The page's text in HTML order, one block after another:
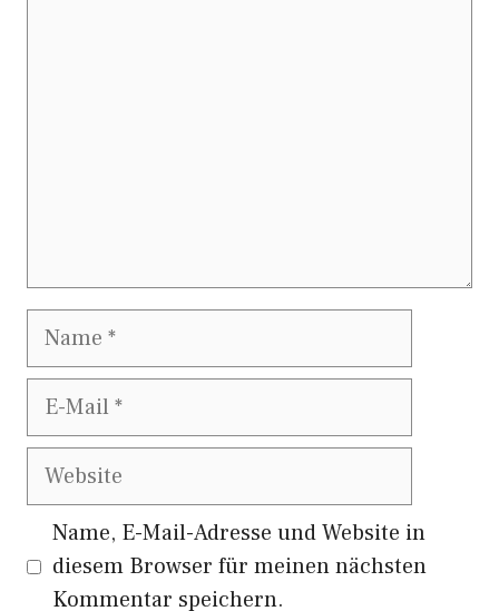
Name
E-
Website
Name, E-Mail-Adresse und Website in
diesem Browser für meinen nächsten
Kommentar speichern.